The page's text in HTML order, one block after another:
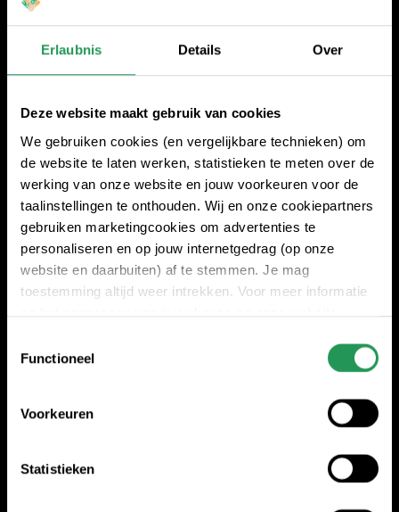
Erlaubnis Details Over
Deze website maakt gebruik van cookies
We gebruiken cookies (en vergelijkbare technieken) om
de website te laten werken, statistieken te meten over de
werking van onze website en jouw voorkeuren voor de
taalinstellingen te onthouden. Wij en onze cookiepartners
gebruiken marketingcookies om advertenties te
personaliseren en op jouw internetgedrag (op onze
website en daarbuiten) af te stemmen. Je mag
toestemming altijd weer intrekken. Voor meer informatie
Functioneel
Voorkeuren
Statistieken